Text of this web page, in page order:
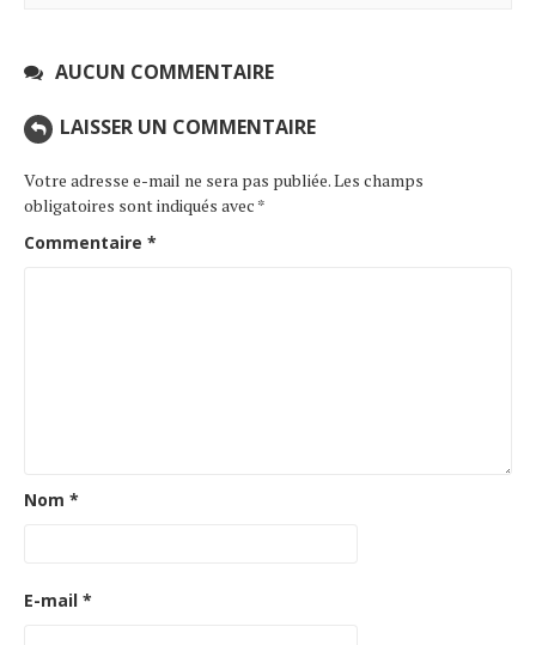
AUCUN COMMENTAIRE
LAISSER UN COMMENTAIRE
Votre adresse e-mail ne sera pas publiée.Les champs
obligatoires sont indiqués avec *
Commentaire *
Nom *
E-mail *